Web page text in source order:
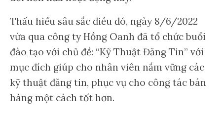
Thấu hiểu sâu sắc điều đó, ngày 8/6/2022
vừa qua công ty Hồng Oanh đã tổ chức buổi
đào tạo với chủ đề: “Kỹ Thuật Đăng Tin” với
mục đích giúp cho nhân viên nắm vững các
kỹ thuật đăng tin, phục vụ cho công tác bán
hàng một cách tốt hơn.